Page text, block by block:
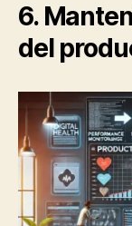
6.
del